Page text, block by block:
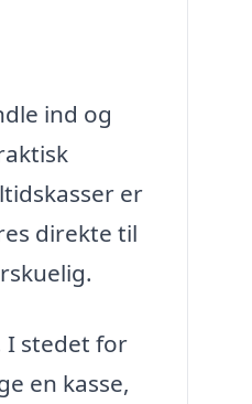
ind og
er
direkte til
I stedet for
en kasse,